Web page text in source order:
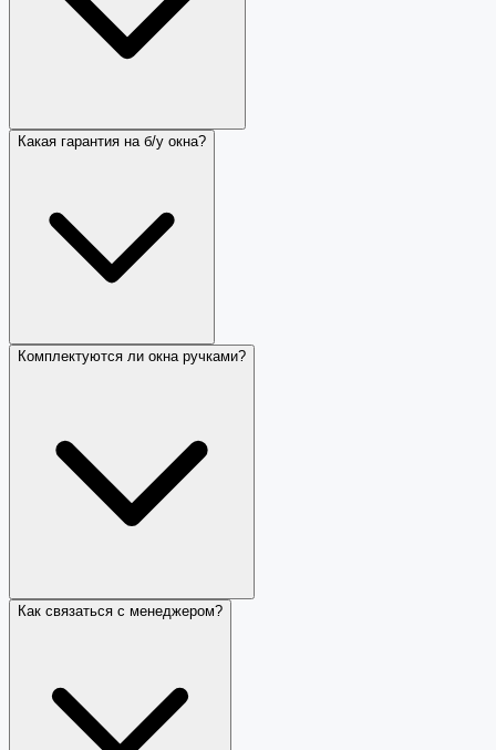
Какая гарантия на б/у окна?
Комплектуются ли окна ручками?
Как связаться с менеджером?